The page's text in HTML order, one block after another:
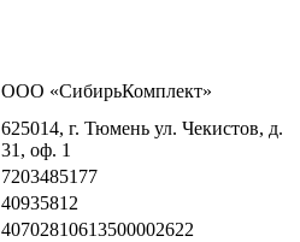
ООО «СибирьКомплект»
625014, г. Тюмень ул. Чекистов, д.
31, оф. 1
7203485177
40935812
40702810613500002622